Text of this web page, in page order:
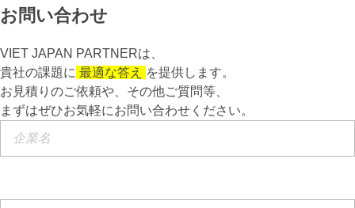
お問い合わせ​
VIET JAPAN PARTNERは、
貴社の課題に 最適な答え
を提供します。
お見積りのご依頼や、その他ご質問等、​
まずはぜひお気軽にお問い合わせください。​